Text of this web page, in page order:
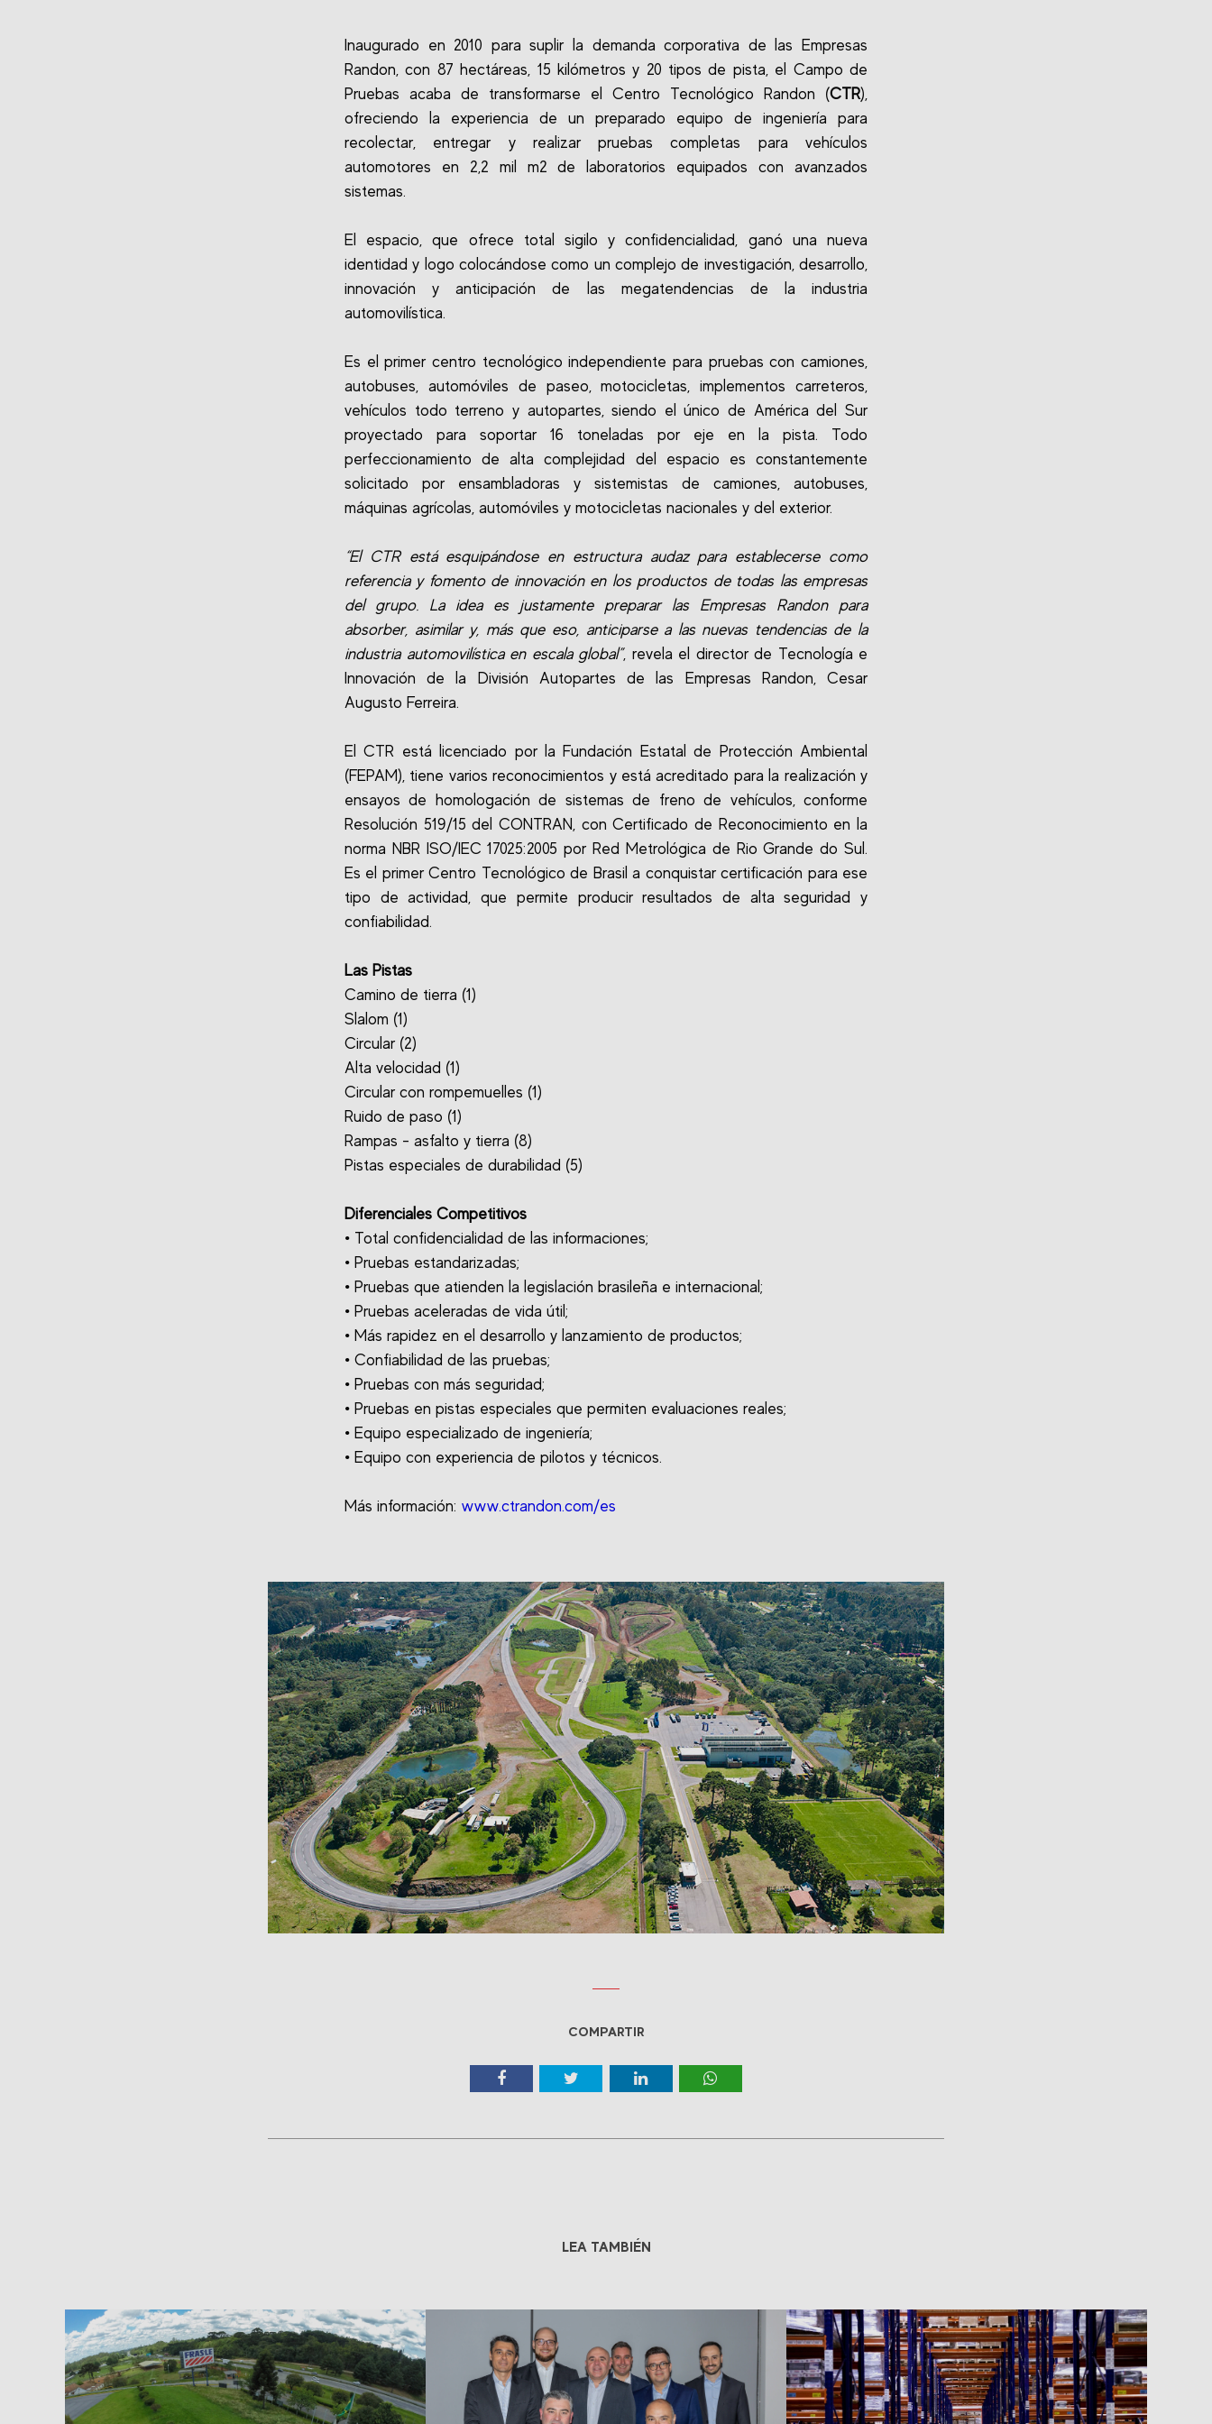
Inaugurado en 2010 para suplir la demanda corporativa de las Empresas
Randon, con 87 hectáreas, 15 kilómetros y 20 tipos de pista, el Campo de
Pruebas acaba de transformarse el Centro Tecnológico Randon (CTR),
ofreciendo la experiencia de un preparado equipo de ingeniería para
recolectar, entregar y realizar pruebas completas para vehículos
automotores en 2,2 mil m2 de laboratorios equipados con avanzados
sistemas.
El espacio, que ofrece total sigilo y confidencialidad, ganó una nueva
identidad y logo colocándose como un complejo de investigación, desarrollo,
innovación y anticipación de las megatendencias de la industria
automovilística.
Es el primer centro tecnológico independiente para pruebas con camiones,
autobuses, automóviles de paseo, motocicletas, implementos carreteros,
vehículos todo terreno y autopartes, siendo el único de América del Sur
proyectado para soportar 16 toneladas por eje en la pista. Todo
perfeccionamiento de alta complejidad del espacio es constantemente
solicitado por ensambladoras y sistemistas de camiones, autobuses,
máquinas agrícolas, automóviles y motocicletas nacionales y del exterior.
“El CTR está esquipándose en estructura audaz para establecerse como
referencia y fomento de innovación en los productos de todas las empresas
del grupo. La idea es justamente preparar las Empresas Randon para
absorber, asimilar y, más que eso, anticiparse a las nuevas tendencias de la
industria automovilística en escala global”, revela el director de Tecnología e
Innovación de la División Autopartes de las Empresas Randon, Cesar
Augusto Ferreira.
El CTR está licenciado por la Fundación Estatal de Protección Ambiental
(FEPAM), tiene varios reconocimientos y está acreditado para la realización y
ensayos de homologación de sistemas de freno de vehículos, conforme
Resolución 519/15 del CONTRAN, con Certificado de Reconocimiento en la
norma NBR ISO/IEC 17025:2005 por Red Metrológica de Rio Grande do Sul.
Es el primer Centro Tecnológico de Brasil a conquistar certificación para ese
tipo de actividad, que permite producir resultados de alta seguridad y
confiabilidad.
Las Pistas
Camino de tierra (1)
Slalom (1)
Circular (2)
Alta velocidad (1)
Circular con rompemuelles (1)
Ruido de paso (1)
Rampas - asfalto y tierra (8)
Pistas especiales de durabilidad (5)
Diferenciales Competitivos
• Total confidencialidad de las informaciones;
• Pruebas estandarizadas;
• Pruebas que atienden la legislación brasileña e internacional;
• Pruebas aceleradas de vida útil;
• Más rapidez en el desarrollo y lanzamiento de productos;
• Confiabilidad de las pruebas;
• Pruebas con más seguridad;
• Pruebas en pistas especiales que permiten evaluaciones reales;
• Equipo especializado de ingeniería;
• Equipo con experiencia de pilotos y técnicos.
Más información: www.ctrandon.com/es
COMPARTIR
LEA TAMBIÉN